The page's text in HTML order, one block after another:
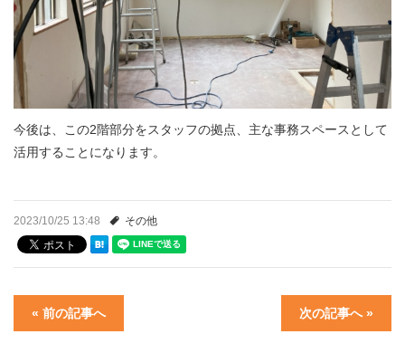
今後は、この2階部分をスタッフの拠点、主な事務スペースとして
活用することになります。
2023/10/25 13:48 その他
« 前の記事へ 次の記事へ »